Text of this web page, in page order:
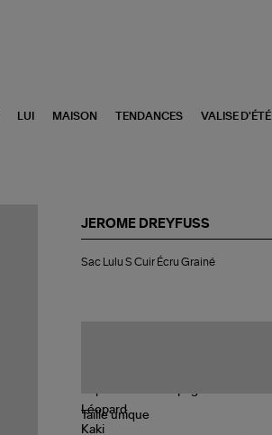
LUI MAISON TENDANCES VALISE D'ÉTÉ
JEROME DREYFUSS
Lulu
Sac Lulu S Cuir Écru Grainé
Tailleunique